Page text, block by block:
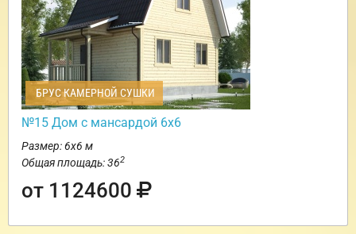
БРУС КАМЕРНОЙ СУШКИ
№15 Дом с мансардой 6х6
Размер: 6х6 м
Общая площадь: 362
от 1124600